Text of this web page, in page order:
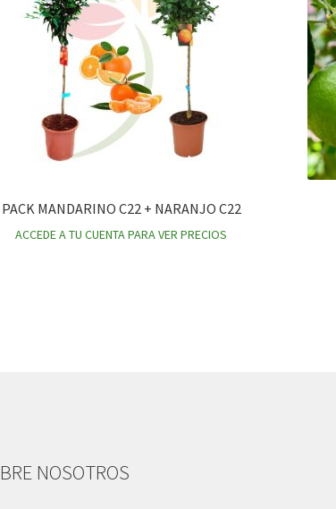
PACK MANDARINO C22 + NARANJO C22
ACCEDE A TU CUENTA PARA VER PRECIOS
NOSOTROS